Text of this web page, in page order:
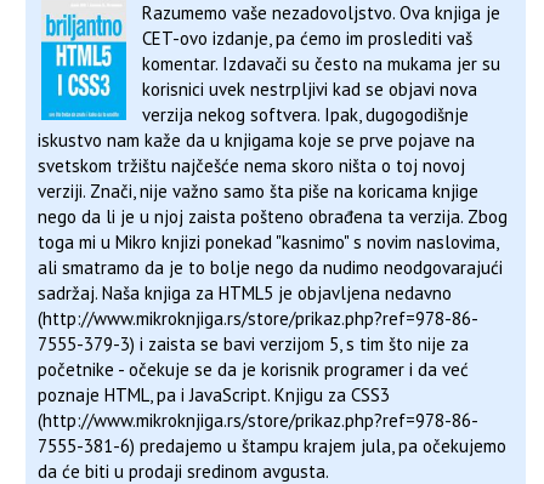
Razumemo vaše nezadovoljstvo. Ova knjiga je
CET-ovo izdanje, pa ćemo im proslediti vaš
komentar. Izdavači su često na mukama jer su
korisnici uvek nestrpljivi kad se objavi nova
verzija nekog softvera. Ipak, dugogodišnje
iskustvo nam kaže da u knjigama koje se prve pojave na
svetskom tržištu najčešće nema skoro ništa o toj novoj
verziji. Znači, nije važno samo šta piše na koricama knjige
nego da li je u njoj zaista pošteno obrađena ta verzija. Zbog
toga mi u Mikro knjizi ponekad "kasnimo" s novim naslovima,
ali smatramo da je to bolje nego da nudimo neodgovarajući
sadržaj. Naša knjiga za HTML5 je objavljena nedavno
(http://www.mikroknjiga.rs/store/prikaz.php?ref=978-86-
7555-379-3) i zaista se bavi verzijom 5, s tim što nije za
početnike - očekuje se da je korisnik programer i da već
poznaje HTML, pa i JavaScript. Knjigu za CSS3
(http://www.mikroknjiga.rs/store/prikaz.php?ref=978-86-
7555-381-6) predajemo u štampu krajem jula, pa očekujemo
da će biti u prodaji sredinom avgusta.